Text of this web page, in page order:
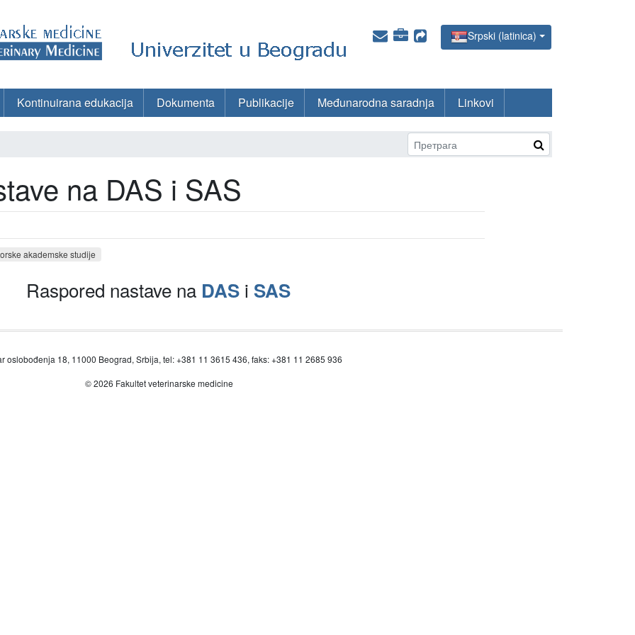
Srpski (latinica)
Kontinuirana edukacija Dokumenta Publikacije Međunarodna saradnja Linkovi
na DAS i SAS
akademske studije
Raspored nastave na DAS i SAS
oslobođenja 18, 11000 Beograd, Srbija, tel: +381 11 3615 436, faks: +381 11 2685 936
© 2026 Fakultet veterinarske medicine